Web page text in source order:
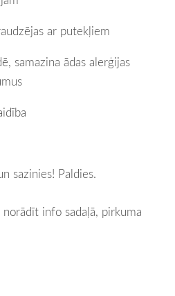
ar putekļiem
samazina ādas alerģijas
sazinies! Paldies.
info sadaļā, pirkuma